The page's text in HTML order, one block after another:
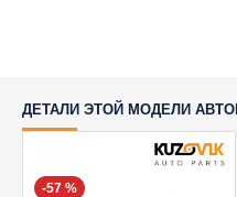
ДЕТАЛИ ЭТОЙ МОДЕЛИ
-57 %